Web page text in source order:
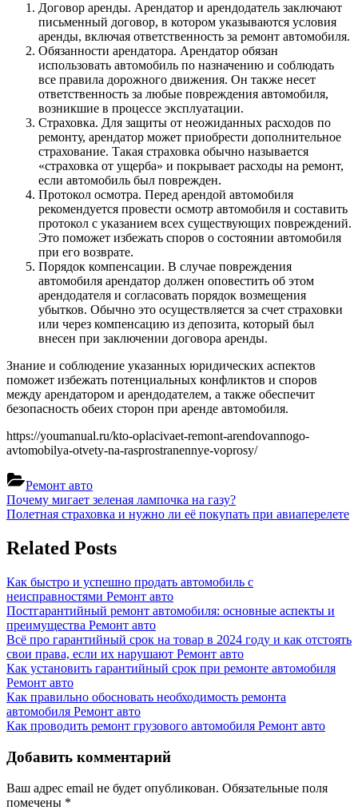
Договор аренды. Арендатор и арендодатель заключают
письменный договор, в котором указываются условия
аренды, включая ответственность за ремонт автомобиля.
Обязанности арендатора. Арендатор обязан
использовать автомобиль по назначению и соблюдать
все правила дорожного движения. Он также несет
ответственность за любые повреждения автомобиля,
возникшие в процессе эксплуатации.
Страховка. Для защиты от неожиданных расходов по
ремонту, арендатор может приобрести дополнительное
страхование. Такая страховка обычно называется
«страховка от ущерба» и покрывает расходы на ремонт,
если автомобиль был поврежден.
Протокол осмотра. Перед арендой автомобиля
рекомендуется провести осмотр автомобиля и составить
протокол с указанием всех существующих повреждений.
Это поможет избежать споров о состоянии автомобиля
при его возврате.
Порядок компенсации. В случае повреждения
автомобиля арендатор должен оповестить об этом
арендодателя и согласовать порядок возмещения
убытков. Обычно это осуществляется за счет страховки
или через компенсацию из депозита, который был
внесен при заключении договора аренды.
Знание и соблюдение указанных юридических аспектов
поможет избежать потенциальных конфликтов и споров
между арендатором и арендодателем, а также обеспечит
безопасность обеих сторон при аренде автомобиля.
https://youmanual.ru/kto-oplacivaet-remont-arendovannogo-
avtomobilya-otvety-na-rasprostranennye-voprosy/
Ремонт авто
Навигация
по
записям
Previous
Post:
Почему мигает зеленая лампочка на газу?
Next
Полетная страховка и нужно ли её покупать при авиаперелете
Related Posts
Как быстро и успешно продать автомобиль с
неисправностями Ремонт авто
Постгарантийный ремонт автомобиля: основные аспекты и
преимущества Ремонт авто
Всё про гарантийный срок на товар в 2024 году и как отстоять
свои права, если их нарушают Ремонт авто
Как установить гарантийный срок при ремонте автомобиля
Ремонт авто
Как правильно обосновать необходимость ремонта
автомобиля Ремонт авто
Как проводить ремонт грузового автомобиля Ремонт авто
Добавить комментарий
Ваш адрес email не будет опубликован. Обязательные поля
помечены *